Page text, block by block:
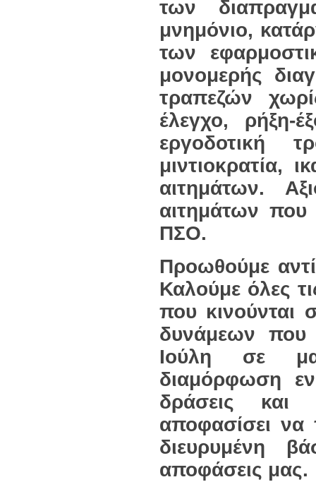
των
μνημόνιο,
των
μονομερής
τραπεζών
έλεγχο,
εργοδοτική
μιντιοκρατία,
αιτημάτων.
αιτημάτων που
ΠΣΟ.
Προωθούμε
Καλούμε όλες
που κινούνται
δυνάμεων που
Ιούλη σε
διαμόρφωση
δράσεις και
αποφασίσει
διευρυμένη
αποφάσεις μας.